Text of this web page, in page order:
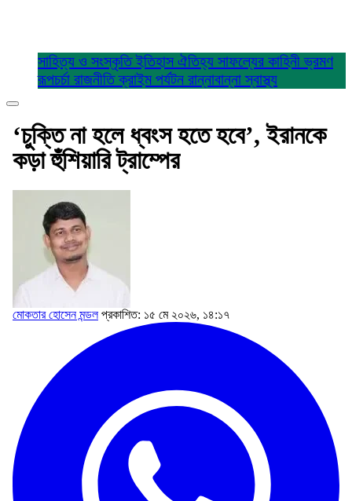
সাহিত্য ও সংস্কৃতিইতিহাস ঐতিহ্য সাফল্যের কাহিনীভ্রমণ
রূপচর্চা রাজনীতিক্রাইম পর্যটন রান্নাবান্নাস্বাস্থ্য
‘চুক্তি না হলে ধ্বংস হতে হবে’, ইরানকে
কড়া হুঁশিয়ারি ট্রাম্পের
মোকতার হোসেন মন্ডল প্রকাশিত: ১৫ মে ২০২৬, ১৪:১৭